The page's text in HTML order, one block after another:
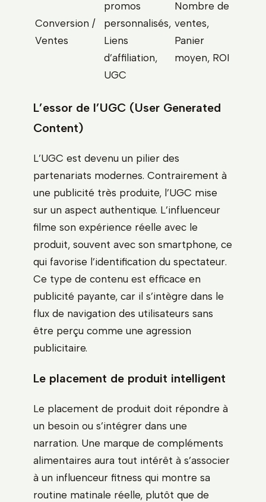
Conversion /
Ventes
promos
personnalisés,
Liens
d’affiliation,
UGC
Nombre de
ventes,
Panier
moyen, ROI
L’essor de l’UGC (User Generated
Content)
L’UGC est devenu un pilier des
partenariats modernes. Contrairement à
une publicité très produite, l’UGC mise
sur un aspect authentique. L’influenceur
filme son expérience réelle avec le
produit, souvent avec son smartphone, ce
qui favorise l’identification du spectateur.
Ce type de contenu est efficace en
publicité payante, car il s’intègre dans le
flux de navigation des utilisateurs sans
être perçu comme une agression
publicitaire.
Le placement de produit intelligent
Le placement de produit doit répondre à
un besoin ou s’intégrer dans une
narration. Une marque de compléments
alimentaires aura tout intérêt à s’associer
à un influenceur fitness qui montre sa
routine matinale réelle, plutôt que de